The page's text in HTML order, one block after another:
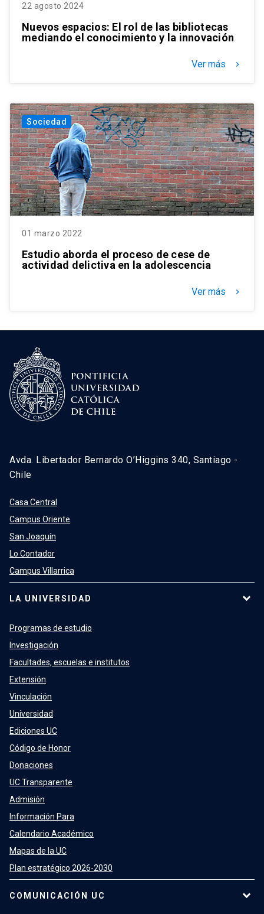
22 agosto 2024
Nuevos espacios: El rol de las bibliotecas
mediando el conocimiento y la innovación
Ver más keyboard_arrow_right
Sociedad
01 marzo 2022
Estudio aborda el proceso de cese de
actividad delictiva en la adolescencia
Ver más keyboard_arrow_right
Avda. Libertador Bernardo O’Higgins 340, Santiago -
Chile
Casa Central
Campus Oriente
San Joaquín
Lo Contador
Campus Villarrica
LA UNIVERSIDAD
Programas de estudio
Investigación
Facultades, escuelas e institutos
Extensión
Vinculación
Universidad
Ediciones UC
Código de Honor
Donaciones
UC Transparente
Admisión
Información Para
Calendario Académico
Mapas de la UC
Plan estratégico 2026-2030
COMUNICACIÓN UC